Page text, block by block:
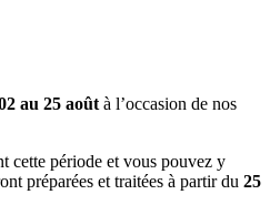
au 25 août à l’occasion de nos
cette période et vous pouvez y
préparées et traitées à partir du 25